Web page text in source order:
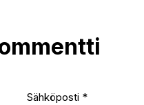
Sähköposti *